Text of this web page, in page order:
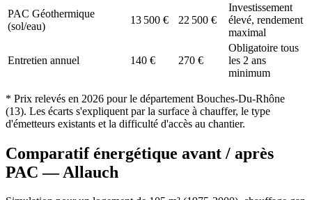
PAC Géothermique
(sol/eau)
13 500 € 22 500 €
Investissement
élevé, rendement
maximal
Entretien annuel 140 € 270 €
Obligatoire tous
les 2 ans
minimum
* Prix relevés en 2026 pour le département Bouches-Du-Rhône
(13). Les écarts s'expliquent par la surface à chauffer, le type
d'émetteurs existants et la difficulté d'accès au chantier.
Comparatif énergétique avant / après
PAC —Allauch